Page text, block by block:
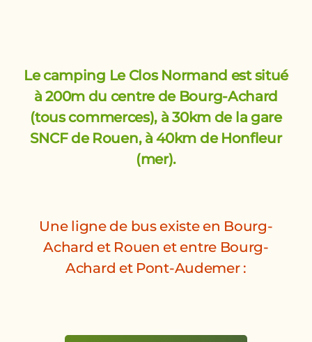
Le camping Le Clos Normand est situé
à 200m du centre de Bourg-Achard
(tous commerces), à 30km de la gare
SNCF de Rouen, à 40km de Honfleur
(mer).
Une ligne de bus existe en Bourg-
Achard et Rouen et entre Bourg-
Achard et Pont-Audemer :